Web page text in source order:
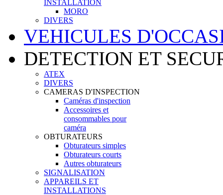
INSTALLATION
MORO
DIVERS
VEHICULES
DETECTION ET
ATEX
DIVERS
CAMERAS D'INSPECTION
Caméras d'inspection
Accessoires et
consommables pour
caméra
OBTURATEURS
Obturateurs simples
Obturateurs courts
Autres obturateurs
SIGNALISATION
APPAREILS ET
INSTALLATIONS